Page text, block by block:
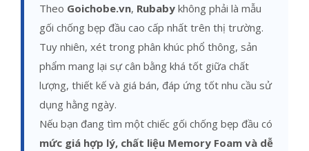
Theo Goichobe.vn, Rubaby không phải là mẫu
gối chống bẹp đầu cao cấp nhất trên thị trường.
Tuy nhiên, xét trong phân khúc phổ thông, sản
phẩm mang lại sự cân bằng khá tốt giữa chất
lượng, thiết kế và giá bán, đáp ứng tốt nhu cầu sử
dụng hằng ngày.
Nếu bạn đang tìm một chiếc gối chống bẹp đầu có
mức giá hợp lý, chất liệu Memory Foam và dễ